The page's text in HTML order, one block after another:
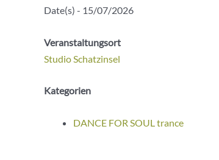
Date(s) - 15/07/2026
Veranstaltungsort
Studio Schatzinsel
Kategorien
DANCE FOR SOUL trance